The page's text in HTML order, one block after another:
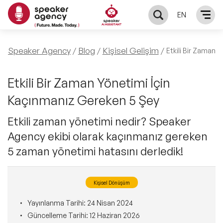
EN
KONUŞMACILAR
Yerel Konuşmacılar
Global Konuşmacılar
Exclusive Konuşmacılar
Tüm Konuşmacılar
KONULAR
Öne Çıkan Konular
Exclusive Konuşmacılarımız
Ünlü Konuşmacılar
İlham Veren Konuşmacılar
İlham Veren Kadın Konuşmacılar
ÇÖZÜMLER
Keynote & Konuşma
Master Class Workshop
INFLUENCER
Biz Kimiz?
BLOG
Speaker Agency Blog Kişisel Gelişim Etkili Bir Zaman
Etkili Bir Zaman Yönetimi İçin
Kaçınmanız Gereken 5 Şey
Etkili zaman yönetimi nedir? Speaker
Agency ekibi olarak kaçınmanız gereken
5 zaman yönetimi hatasını derledik!
Kişisel Dönüşüm
Yayınlanma Tarihi: 24 Nisan 2024
Güncelleme Tarihi: 12 Haziran 2026